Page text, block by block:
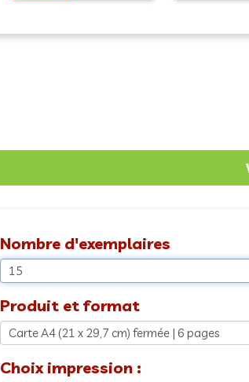
Nombre d'exemplaires
Produit et format
Choix impression :